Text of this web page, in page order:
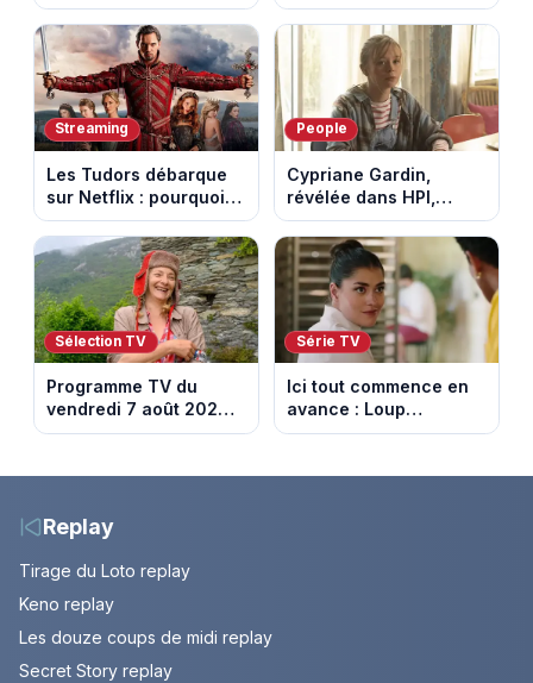
poussent Ragnar Le
Breton à quitter la
tournée Legend
terrible incendie : son
chalet part en fumée
Streaming
Les Tudors débarque
sur Netflix : pourquoi la
série n’a rien perdu de
son pouvoir
People
Cypriane Gardin,
révélée dans HPI,
lance une cagnotte
après des difficultés
financières
Sélection TV
Programme TV du
vendredi 7 août 2026 :
notre sélection pour
Série TV
Ici tout commence en
avance : Loup
découvre la trahison
10 août 2026 (spoiler)
Replay
Tirage du Loto replay
Keno replay
Les douze coups de midi replay
Secret Story replay